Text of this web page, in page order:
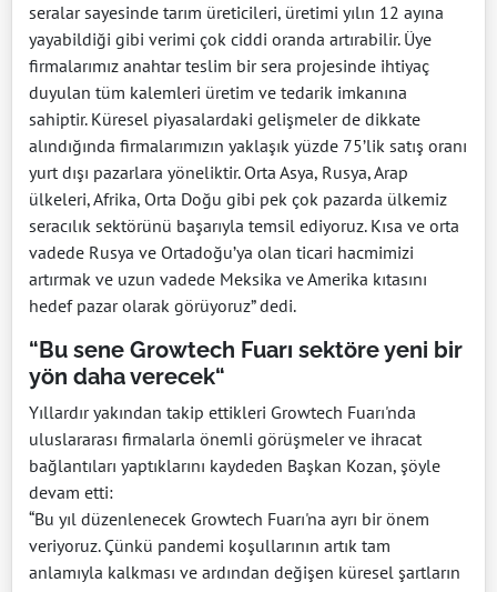
seralar sayesinde tarım üreticileri, üretimi yılın 12 ayına
yayabildiği gibi verimi çok ciddi oranda artırabilir. Üye
firmalarımız anahtar teslim bir sera projesinde ihtiyaç
duyulan tüm kalemleri üretim ve tedarik imkanına
sahiptir. Küresel piyasalardaki gelişmeler de dikkate
alındığında firmalarımızın yaklaşık yüzde 75’lik satış oranı
yurt dışı pazarlara yöneliktir. Orta Asya, Rusya, Arap
ülkeleri, Afrika, Orta Doğu gibi pek çok pazarda ülkemiz
seracılık sektörünü başarıyla temsil ediyoruz. Kısa ve orta
vadede Rusya ve Ortadoğu’ya olan ticari hacmimizi
artırmak ve uzun vadede Meksika ve Amerika kıtasını
hedef pazar olarak görüyoruz” dedi.
“Bu sene Growtech Fuarı sektöre yeni bir
yön daha verecek“
Yıllardır yakından takip ettikleri Growtech Fuarı'nda
uluslararası firmalarla önemli görüşmeler ve ihracat
bağlantıları yaptıklarını kaydeden Başkan Kozan, şöyle
devam etti:
“Bu yıl düzenlenecek Growtech Fuarı'na ayrı bir önem
veriyoruz. Çünkü pandemi koşullarının artık tam
anlamıyla kalkması ve ardından değişen küresel şartların